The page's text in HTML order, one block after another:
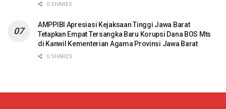
0 SHARES
AMPPIBI Apresiasi Kejaksaan Tinggi Jawa Barat
Tetapkan Empat Tersangka Baru Korupsi Dana BOS Mts
di Kanwil Kementerian Agama Provinsi Jawa Barat
0 SHARES